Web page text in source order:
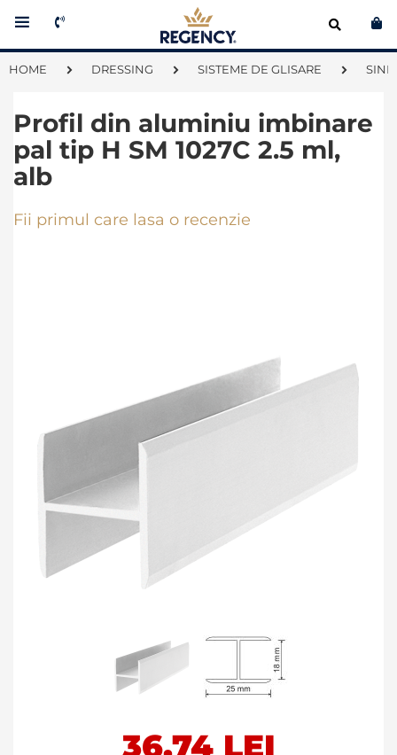
HOME DRESSING SISTEME DE GLISARE SINE
Profil din aluminiu imbinare
pal tip H SM 1027C 2.5 ml,
alb
Fii primul care lasa o recenzie
36,74 LEI